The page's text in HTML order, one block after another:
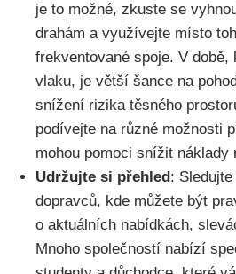
je to možné, ​zkuste⁤ se‌
drahám⁣ a využívejte⁣ místo
frekventované⁤ spoje.⁣ V
vlaku, je větší šance na
snížení rizika těsného
podívejte na různé možnosti
mohou pomoci snížit náklady⁣
Udržujte ⁣si přehled :
dopravců, kde můžete být
o aktuálních ⁣nabídkách,
Mnoho společností nabízí